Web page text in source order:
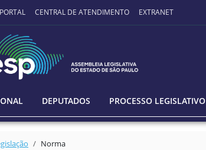
conteúdo principal
CENTRAL DE ATENDIMENTO EXTRANET
DEPUTADOS PROCESSO LEGISLATIVO
Norma